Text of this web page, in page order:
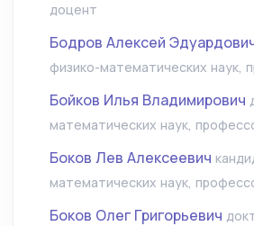
доцент
Бодров Алексей
физико-математических наук,
Бойков Илья Владимирович
математических наук,
Боков Лев Алексеевич
математических наук,
Боков Олег Григорьевич